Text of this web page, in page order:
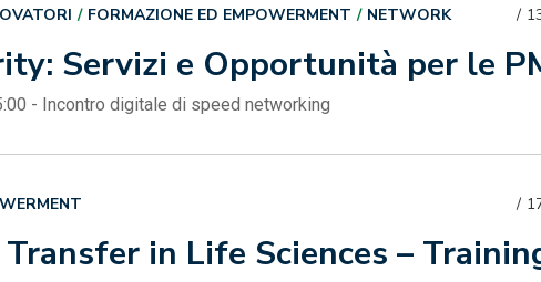
Servizi e Opportunità per le
FORMAZIONE ED EMPOWERMENT NETWORK
- Incontro digitale di speed networking
in Life Sciences –